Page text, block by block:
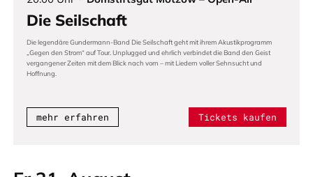
Die Seilschaft
Die legendäre Gundermann-Band Die Seilschaft geht mit ihrem Akustikprogramm
„Gegen den Strom“ auf Tour. Unplugged und ehrlich verbindet die Band den Geist
vergangener Zeiten mit dem Blick nach vorn – mit Liedern voller Sehnsucht und
Hoffnung.
mehr erfahren Tickets kaufen